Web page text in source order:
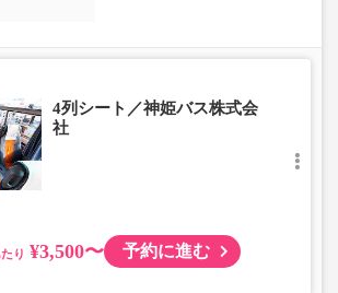
4列シート／神姫バス株式会
社
¥3,500〜 予約に進む